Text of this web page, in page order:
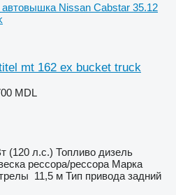
автовышка Nissan Cabstar 35.12
mt 162 ex bucket truck
MDL
(120 л.с.) Топливо дизель
рессора/рессора Марка
11,5 м Тип привода задний